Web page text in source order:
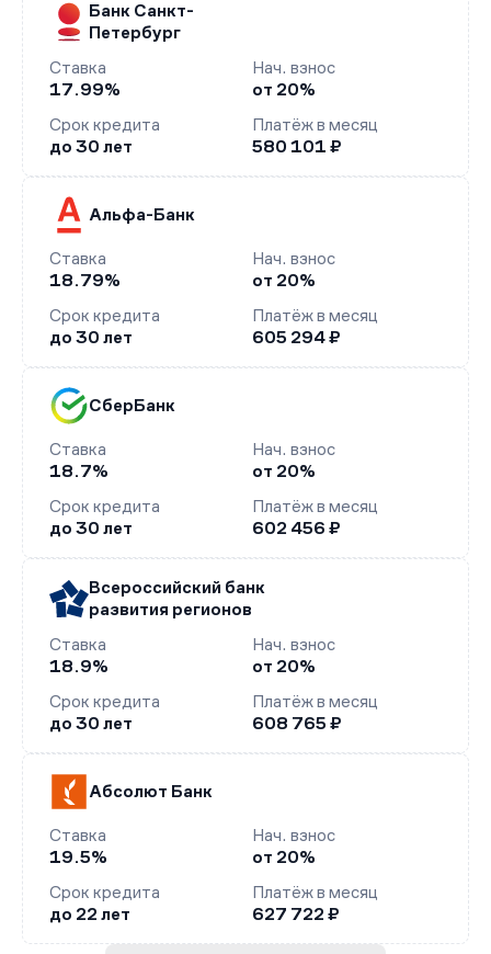
Банк Санкт-
Петербург
Ставка
17.99%
Нач. взнос
от 20%
Срок кредита
до 30 лет
Платёж в месяц
580 101 ₽
Альфа-Банк
Ставка
18.79%
Нач. взнос
от 20%
Срок кредита
до 30 лет
Платёж в месяц
605 294 ₽
СберБанк
Ставка
18.7%
Нач. взнос
от 20%
Срок кредита
до 30 лет
Платёж в месяц
602 456 ₽
Всероссийский банк
развития регионов
Ставка
18.9%
Нач. взнос
от 20%
Срок кредита
до 30 лет
Платёж в месяц
608 765 ₽
Абсолют Банк
Ставка
19.5%
Нач. взнос
от 20%
Срок кредита
до 22 лет
Платёж в месяц
627 722 ₽